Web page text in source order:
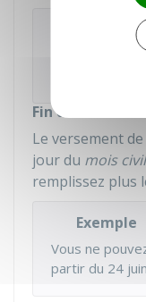
Si vous êtes
parents doit
Fin du versement
Le versement
jour du mois civil
remplissez plus
Exemple
Vous ne
partir du 24